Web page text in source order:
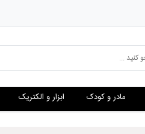
مادر و کودک ابزار و الکتریک